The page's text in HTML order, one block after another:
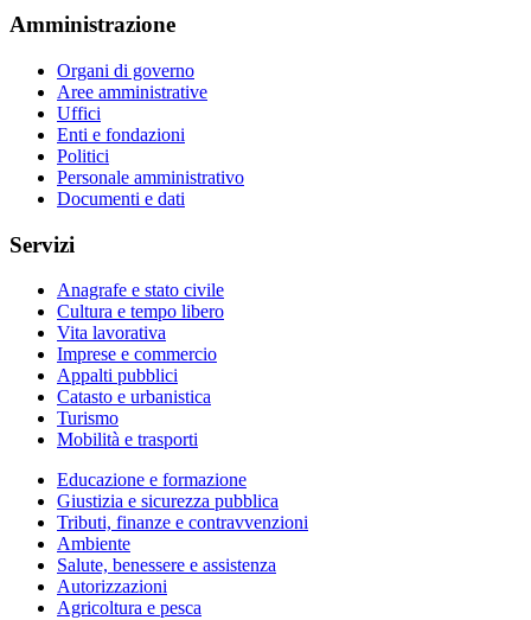
Amministrazione
Organi di governo
Aree amministrative
Uffici
Enti e fondazioni
Politici
Personale amministrativo
Documenti e dati
Servizi
Anagrafe e stato civile
Cultura e tempo libero
Vita lavorativa
Imprese e commercio
Appalti pubblici
Catasto e urbanistica
Turismo
Mobilità e trasporti
Educazione e formazione
Giustizia e sicurezza pubblica
Tributi, finanze e contravvenzioni
Ambiente
Salute, benessere e assistenza
Autorizzazioni
Agricoltura e pesca